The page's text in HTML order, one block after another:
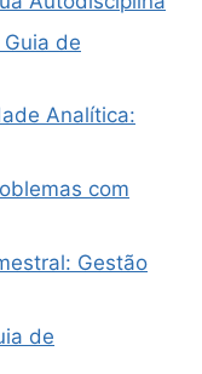
de
Analítica:
com
Gestão
de